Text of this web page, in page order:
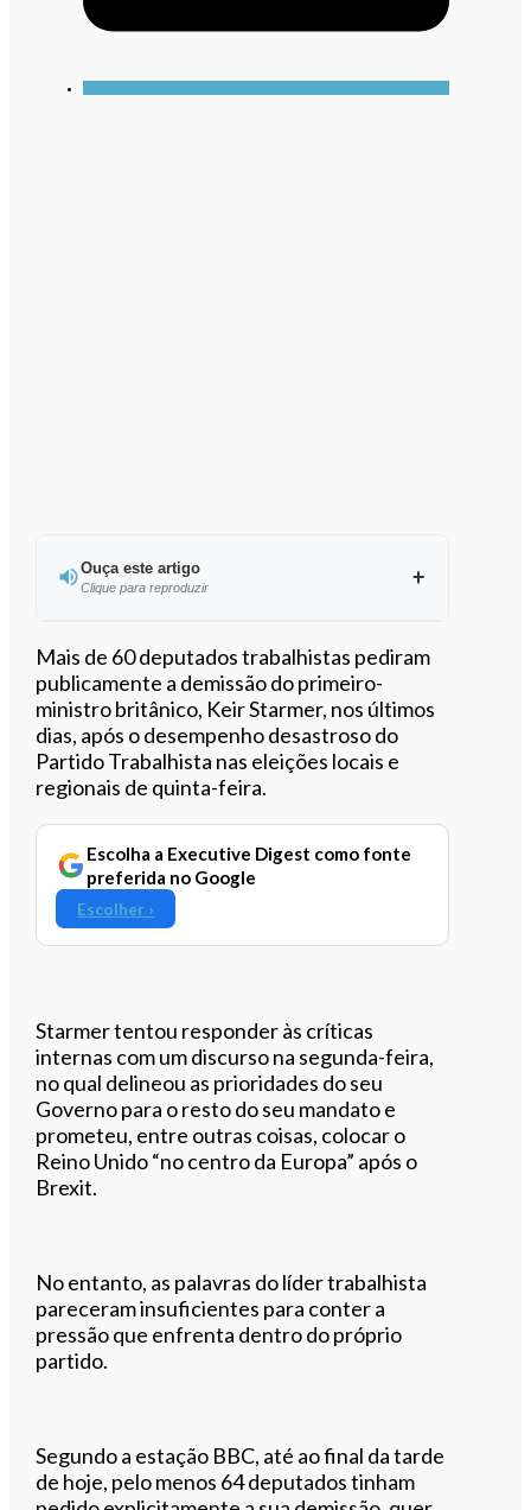
Ouça este artigo
Clique para reproduzir
Ouvir este artigo
Mais de 60 deputados trabalhistas pediram
publicamente a demissão do primeiro-
ministro britânico, Keir Starmer, nos últimos
dias, após o desempenho desastroso do
Partido Trabalhista nas eleições locais e
regionais de quinta-feira.
Escolha a Executive Digest como fonte
preferida no Google
Escolher ›
Starmer tentou responder às críticas
internas com um discurso na segunda-feira,
no qual delineou as prioridades do seu
Governo para o resto do seu mandato e
prometeu, entre outras coisas, colocar o
Reino Unido “no centro da Europa” após o
Brexit.
No entanto, as palavras do líder trabalhista
pareceram insuficientes para conter a
pressão que enfrenta dentro do próprio
partido.
Segundo a estação BBC, até ao final da tarde
de hoje, pelo menos 64 deputados tinham